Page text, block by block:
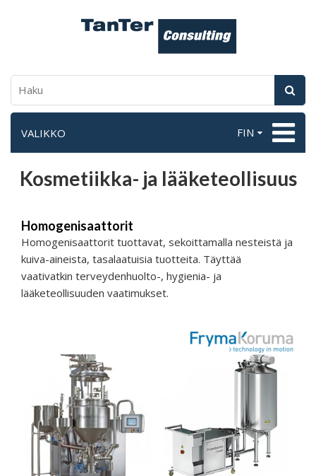
FIN
VALIKKO
Kosmetiikka- ja lääketeollisuus
Homogenisaattorit
Homogenisaattorit tuottavat, sekoittamalla nesteistä ja
kuiva-aineista, tasalaatuisia tuotteita. Täyttää
vaativatkin terveydenhuolto-, hygienia- ja
lääketeollisuuden vaatimukset.